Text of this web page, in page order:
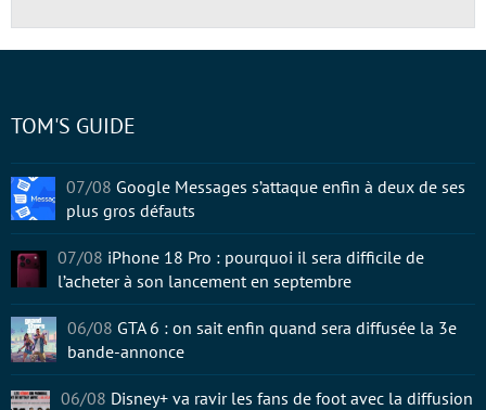
TOM'S GUIDE
07/08 Google Messages s’attaque enfin à deux de ses
plus gros défauts
07/08 iPhone 18 Pro : pourquoi il sera difficile de
l’acheter à son lancement en septembre
06/08 GTA 6 : on sait enfin quand sera diffusée la 3e
bande-annonce
06/08 Disney+ va ravir les fans de foot avec la diffusion